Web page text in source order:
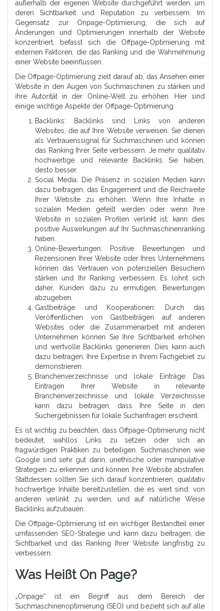
außerhalb der eigenen Website durchgeführt werden, um
deren Sichtbarkeit und Reputation zu verbessern. Im
Gegensatz zur Onpage-Optimierung, die sich auf
Änderungen und Optimierungen innerhalb der Website
konzentriert, befasst sich die Offpage-Optimierung mit
externen Faktoren, die das Ranking und die Wahrnehmung
einer Website beeinflussen.
Die Offpage-Optimierung zielt darauf ab, das Ansehen einer
Website in den Augen von Suchmaschinen zu stärken und
ihre Autorität in der Online-Welt zu erhöhen. Hier sind
einige wichtige Aspekte der Offpage-Optimierung:
Backlinks: Backlinks sind Links von anderen
Websites, die auf Ihre Website verweisen. Sie dienen
als Vertrauenssignal für Suchmaschinen und können
das Ranking Ihrer Seite verbessern. Je mehr qualitativ
hochwertige und relevante Backlinks Sie haben,
desto besser.
Social Media: Die Präsenz in sozialen Medien kann
dazu beitragen, das Engagement und die Reichweite
Ihrer Website zu erhöhen. Wenn Ihre Inhalte in
sozialen Medien geteilt werden oder wenn Ihre
Website in sozialen Profilen verlinkt ist, kann dies
positive Auswirkungen auf Ihr Suchmaschinenranking
haben.
Online-Bewertungen: Positive Bewertungen und
Rezensionen Ihrer Website oder Ihres Unternehmens
können das Vertrauen von potenziellen Besuchern
stärken und Ihr Ranking verbessern. Es lohnt sich
daher, Kunden dazu zu ermutigen, Bewertungen
abzugeben.
Gastbeiträge und Kooperationen: Durch das
Veröffentlichen von Gastbeiträgen auf anderen
Websites oder die Zusammenarbeit mit anderen
Unternehmen können Sie Ihre Sichtbarkeit erhöhen
und wertvolle Backlinks generieren. Dies kann auch
dazu beitragen, Ihre Expertise in Ihrem Fachgebiet zu
demonstrieren.
Branchenverzeichnisse und lokale Einträge: Das
Eintragen Ihrer Website in relevante
Branchenverzeichnisse und lokale Verzeichnisse
kann dazu beitragen, dass Ihre Seite in den
Suchergebnissen für lokale Suchanfragen erscheint.
Es ist wichtig zu beachten, dass Offpage-Optimierung nicht
bedeutet, wahllos Links zu setzen oder sich an
fragwürdigen Praktiken zu beteiligen. Suchmaschinen wie
Google sind sehr gut darin, unethische oder manipulative
Strategien zu erkennen und können Ihre Website abstrafen.
Stattdessen sollten Sie sich darauf konzentrieren, qualitativ
hochwertige Inhalte bereitzustellen, die es wert sind, von
anderen verlinkt zu werden, und auf natürliche Weise
Backlinks aufzubauen.
Die Offpage-Optimierung ist ein wichtiger Bestandteil einer
umfassenden SEO-Strategie und kann dazu beitragen, die
Sichtbarkeit und das Ranking Ihrer Website langfristig zu
verbessern.
Was Heißt On Page?
„Onpage“ ist ein Begriff aus dem Bereich der
Suchmaschinenoptimierung (SEO) und bezieht sich auf alle